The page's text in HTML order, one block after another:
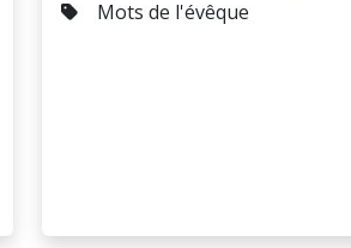
Mots de l'évêque